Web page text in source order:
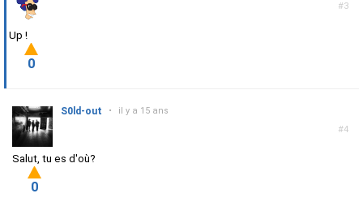
#3
Up !
0
#4
S0ld-out • il y a 15 ans
Salut, tu es d'où?
0